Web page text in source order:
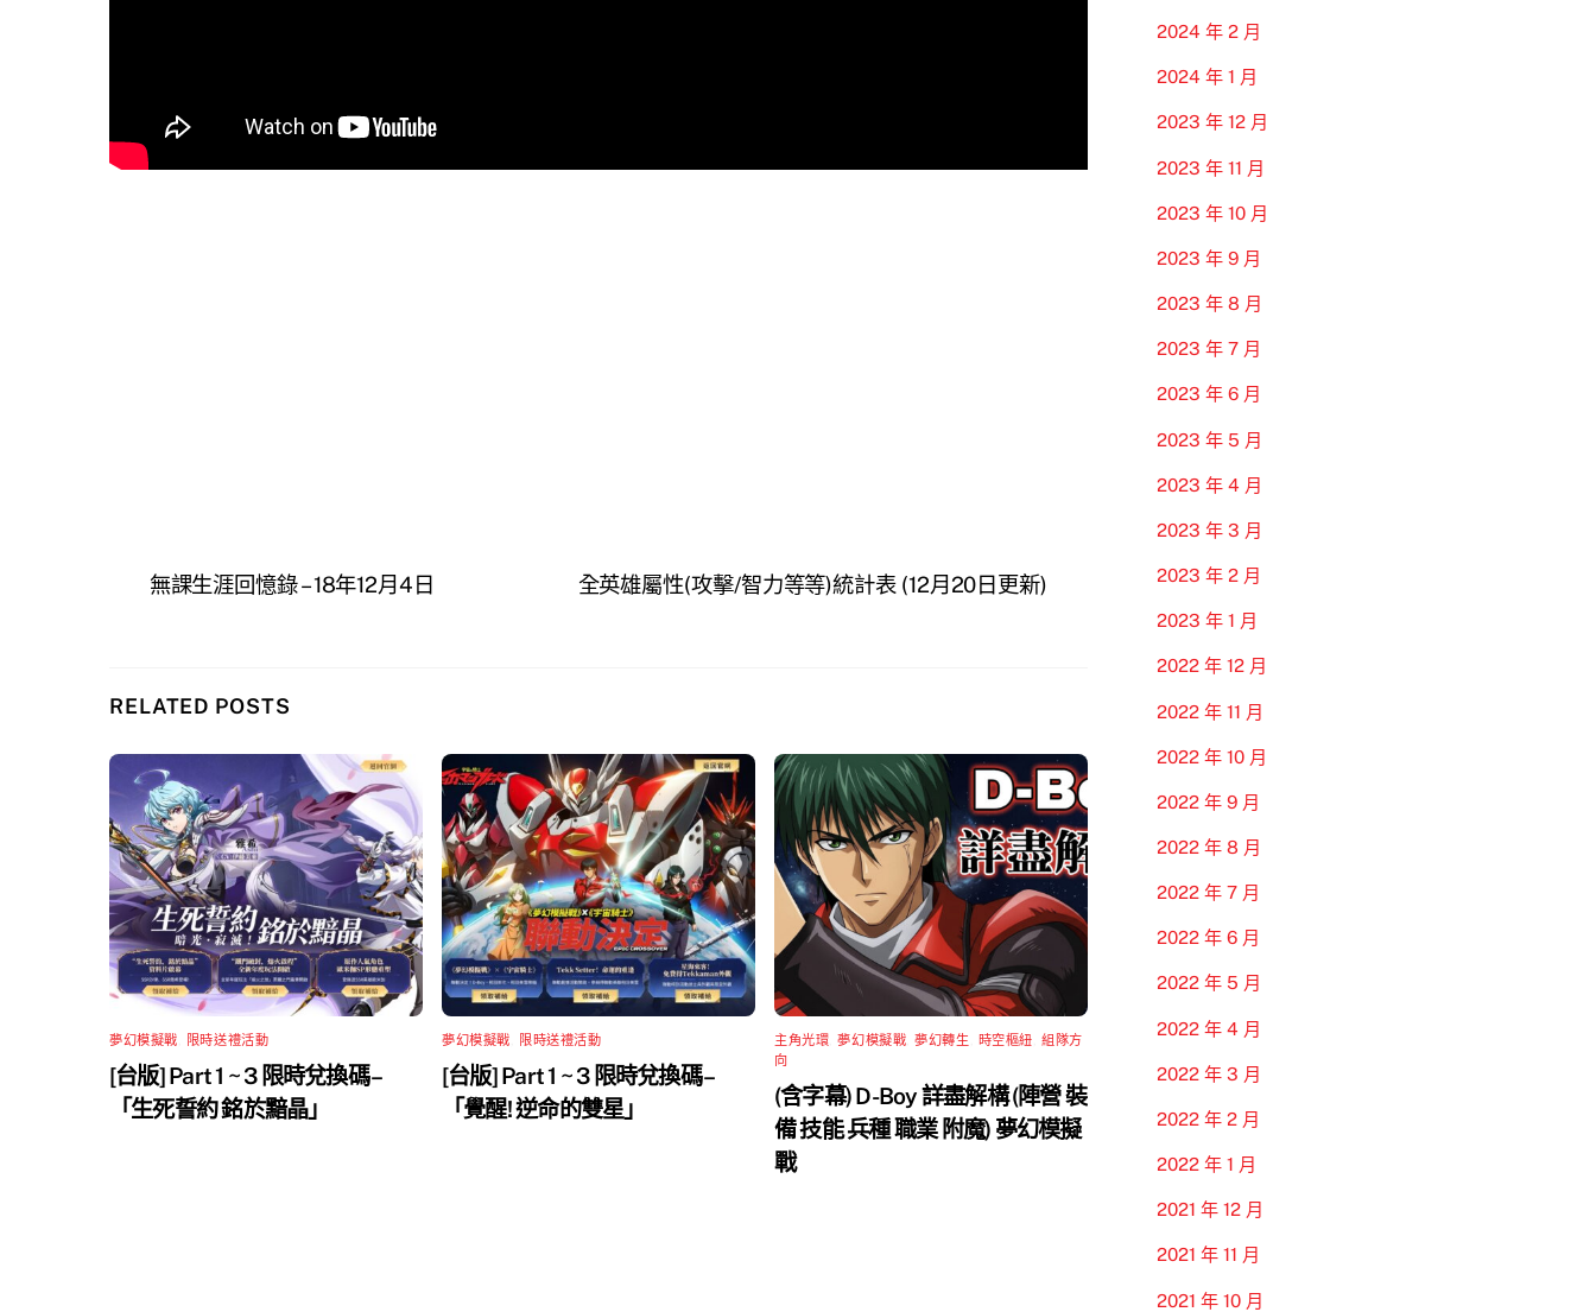
無課生涯回憶錄 – 18年12月4日 全英雄屬性(攻擊/智力等等)統計表 (12月20日更新)
RELATED POSTS
夢幻模擬戰 限時送禮活動
[台版] Part 1 ~ 3 限時兌換碼 –
「生死誓約 銘於黯晶」
夢幻模擬戰 限時送禮活動
[台版] Part 1 ~ 3 限時兌換碼 –
「覺醒! 逆命的雙星」
主角光環 ,夢幻模擬戰 ,夢幻轉生 時空樞紐 ,組隊方
向
(含字幕) D-Boy 詳盡解構 (陣營 裝
備 技能 兵種 職業 附魔) 夢幻模擬
戰
2024 年 2 月
2024 年 1 月
2023 年 12 月
2023 年 11 月
2023 年 10 月
2023 年 9 月
2023 年 8 月
2023 年 7 月
2023 年 6 月
2023 年 5 月
2023 年 4 月
2023 年 3 月
2023 年 2 月
2023 年 1 月
2022 年 12 月
2022 年 11 月
2022 年 10 月
2022 年 9 月
2022 年 8 月
2022 年 7 月
2022 年 6 月
2022 年 5 月
2022 年 4 月
2022 年 3 月
2022 年 2 月
2022 年 1 月
2021 年 12 月
2021 年 11 月
2021 年 10 月